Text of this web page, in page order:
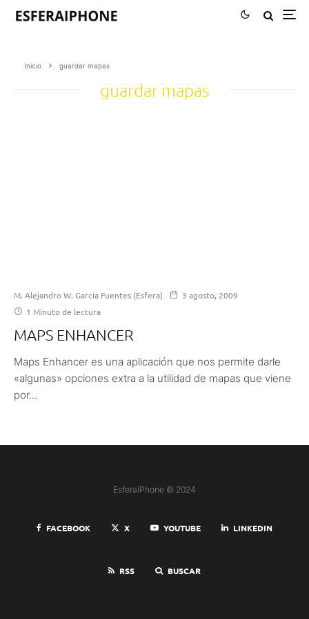
Inicio guardar mapas
guardar mapas
M. Alejandro W. García Fuentes (Esfera)
3 agosto, 2009
1 Minuto de lectura
MAPS ENHANCER
Maps Enhancer es una aplicación que nos permite darle
«algunas» opciones extra a la utilidad de mapas que viene
por...
EsferaiPhone © 2024
FACEBOOK X YOUTUBE LINKEDIN
RSS BUSCAR